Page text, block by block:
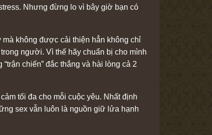
Nhưng đừng lo vì bây giờ bạn có
mà không được cải thiện hẳn không chỉ
người. Vì thế hãy chuẩn bị cho mình
chiến” đắc thắng và hài lòng cả 2
tối đa cho mỗi cuộc yêu. Nhất định
sex vẫn luôn là nguồn giữ lửa hạnh